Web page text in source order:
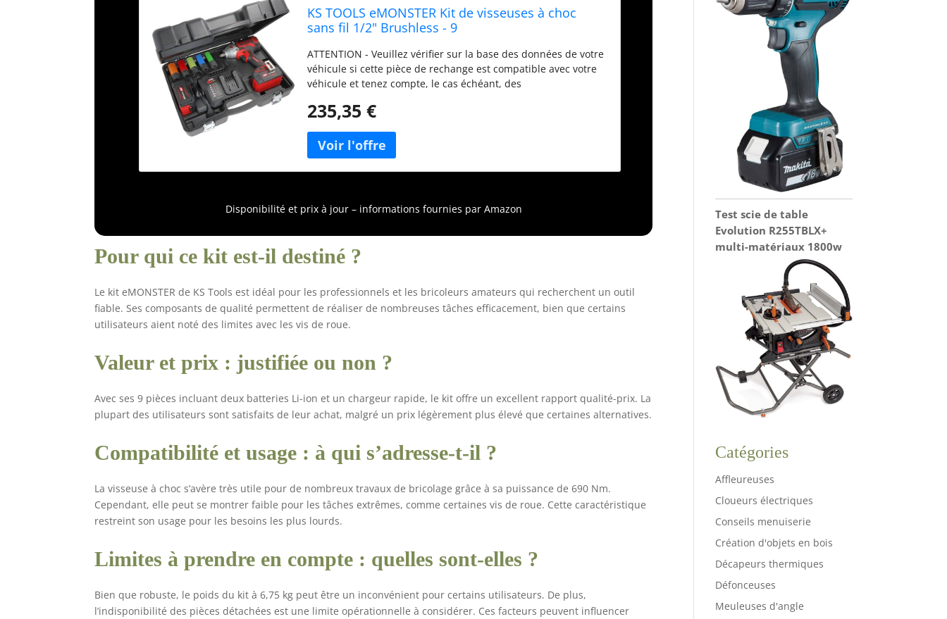
KS TOOLS eMONSTER Kit de visseuses à choc
sans fil 1/2" Brushless - 9
ATTENTION - Veuillez vérifier sur la base des données de votre
véhicule si cette pièce de rechange est compatible avec votre
véhicule et tenez compte, le cas échéant, des
Contenu : 1x eMONSTER 1/2" Clé à choc sans fil Brushless 2x
de batterie, 8 A 1x 1/2" noix de force alu pour jantes, robuste,
longue, 15mm 1x 1/2" Douille en aluminium robuste, longue,
17mm 1x 1/2" Jantes en aluminium Douille robuste, longue,
21mm 1x 1/2" Douille en aluminium robuste, longue, 22mm 1x
coffret plastique vide pour 515.6100
235,35 €
Disponibilité et prix à jour – informations fournies par Amazon
Pour qui ce kit est-il destiné ?
Le kit eMONSTER de KS Tools est idéal pour les professionnels et les bricoleurs amateurs qui recherchent un outil
fiable. Ses composants de qualité permettent de réaliser de nombreuses tâches efficacement, bien que certains
utilisateurs aient noté des limites avec les vis de roue.
Valeur et prix : justifiée ou non ?
Avec ses 9 pièces incluant deux batteries Li-ion et un chargeur rapide, le kit offre un excellent rapport qualité-prix. La
plupart des utilisateurs sont satisfaits de leur achat, malgré un prix légèrement plus élevé que certaines alternatives.
Compatibilité et usage : à qui s’adresse-t-il ?
La visseuse à choc s’avère très utile pour de nombreux travaux de bricolage grâce à sa puissance de 690 Nm.
Cependant, elle peut se montrer faible pour les tâches extrêmes, comme certaines vis de roue. Cette caractéristique
restreint son usage pour les besoins les plus lourds.
Limites à prendre en compte : quelles sont-elles ?
Bien que robuste, le poids du kit à 6,75 kg peut être un inconvénient pour certains utilisateurs. De plus,
l’indisponibilité des pièces détachées est une limite opérationnelle à considérer. Ces facteurs peuvent influencer
Test scie de table
Evolution R255TBLX+
multi-matériaux 1800w
Catégories
Affleureuses
Cloueurs électriques
Conseils menuiserie
Création d'objets en bois
Décapeurs thermiques
Défonceuses
Meuleuses d'angle